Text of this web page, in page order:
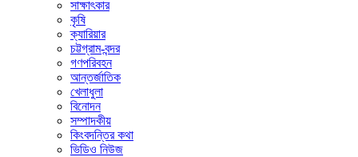
সাক্ষাৎকার
কৃষি
ক্যারিয়ার
চট্টগ্রাম-বন্দর
গণপরিবহন
আন্তর্জাতিক
খেলাধুলা
বিনোদন
সম্পাদকীয়
কিংবদন্তির কথা
ভিডিও নিউজ